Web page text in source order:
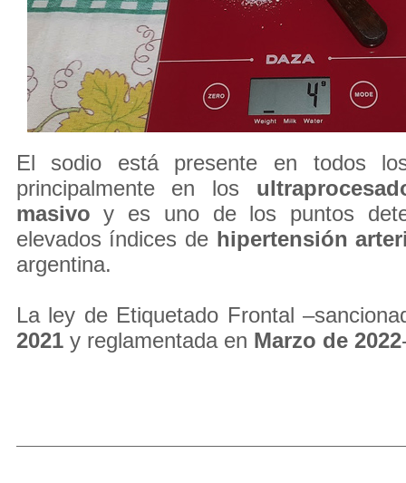
El sodio está presente en todos
principalmente en los
masivo y es uno de los puntos
elevados índices de hipertensión
argentina.
La ley de Etiquetado Frontal
2021y reglamentada en Marzo de 2022